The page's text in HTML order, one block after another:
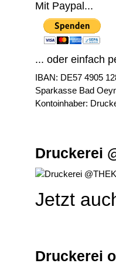
Mit Paypal...
... oder einfach
IBAN: DE57 4905
Sparkasse Bad
Kontoinhaber:
Druckerei
Jetzt
Druckerei